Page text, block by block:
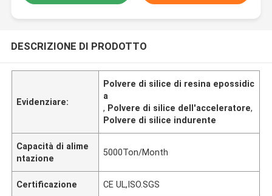
DESCRIZIONE DI PRODOTTO
Evidenziare:
Polvere di silice di resina epossidic
a
, Polvere di silice dell'acceleratore,
Polvere di silice indurente
Capacità di alime
ntazione
5000Ton/Month
Certificazione CE UL,ISO.SGS